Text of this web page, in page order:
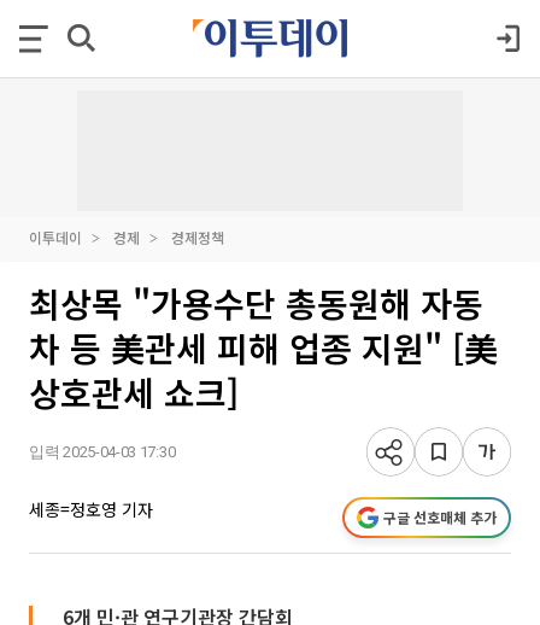
이투데이 경제 경제정책
최상목 "가용수단 총동원해 자동
차 등 美관세 피해 업종 지원" [美
상호관세 쇼크]
입력 2025-04-03 17:30
세종=정호영 기자 구글 선호매체 추가
6개 민·관 연구기관장 간담회